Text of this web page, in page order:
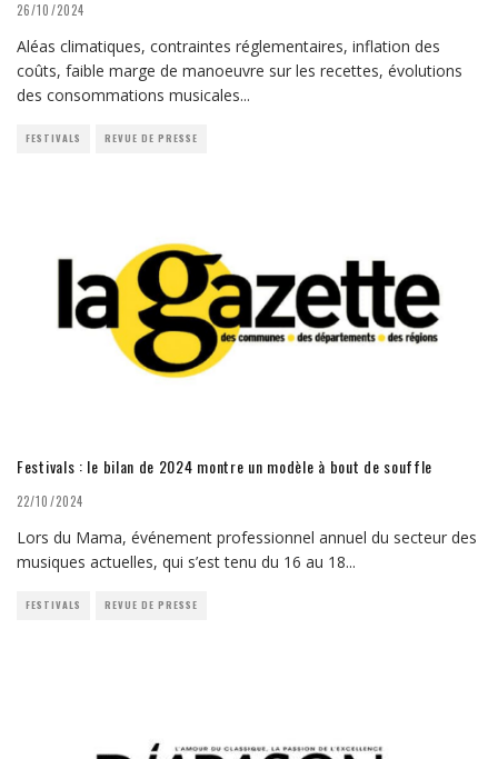
26/10/2024
Aléas climatiques, contraintes réglementaires, inflation des
coûts, faible marge de manoeuvre sur les recettes, évolutions
des consommations musicales...
FESTIVALS REVUE DE PRESSE
Festivals : le bilan de 2024 montre un modèle à bout de souffle
22/10/2024
Lors du Mama, événement professionnel annuel du secteur des
musiques actuelles, qui s’est tenu du 16 au 18...
FESTIVALS REVUE DE PRESSE